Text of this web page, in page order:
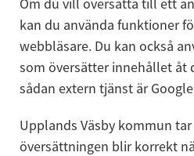
kan du använda funktioner
webbläsare. Du kan också
som översätter innehållet åt
sådan extern tjänst är
Upplands Väsby kommun
översättningen blir korrekt